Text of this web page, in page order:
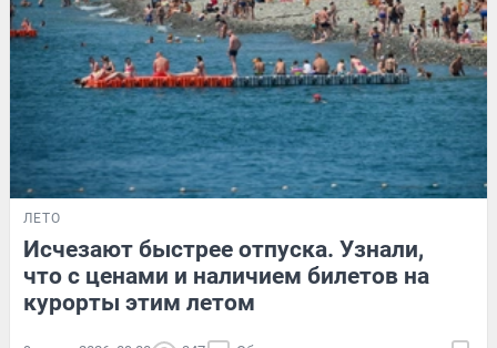
ЛЕТО
Исчезают быстрее отпуска. Узнали,
что с ценами и наличием билетов на
курорты этим летом